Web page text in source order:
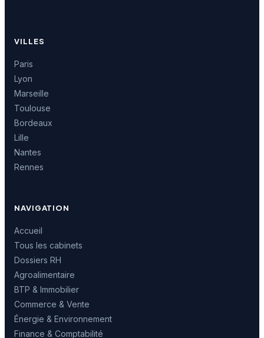
VILLES
Paris
Lyon
Marseille
Toulouse
Bordeaux
Lille
Nantes
Rennes
NAVIGATION
Accueil
Tous les cabinets
Dossiers RH
Agroalimentaire
BTP & Immobilier
Commerce & Vente
Énergie & Environnement
Finance & Comptabilité